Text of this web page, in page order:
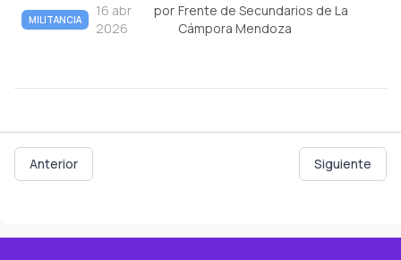
MILITANCIA
16 abr
2026
por Frente de Secundarios de La
Cámpora Mendoza
Anterior Siguiente